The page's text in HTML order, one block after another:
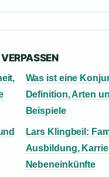
Was ist eine
Definition, Arten
Beispiele
Lars Klingbeil:
Ausbildung,
Nebeneinkünfte